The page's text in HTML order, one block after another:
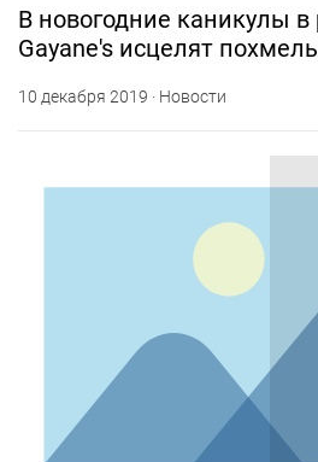
В новогодние каникулы в
Gayane's исцелят
10 декабря 2019 · Новости